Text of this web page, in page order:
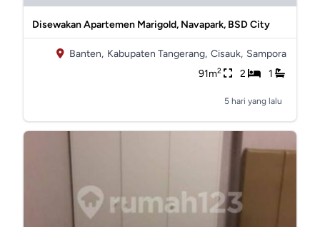
Disewakan Apartemen Marigold, Navapark, BSD City
Banten, Kabupaten Tangerang, Cisauk, Sampora
91m2 2 1
5 hari yang lalu